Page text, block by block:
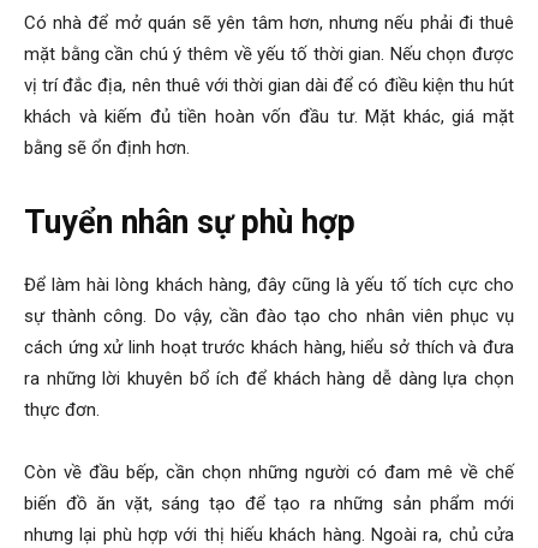
Có nhà để mở quán sẽ yên tâm hơn, nhưng nếu phải đi thuê
mặt bằng cần chú ý thêm về yếu tố thời gian. Nếu chọn được
vị trí đắc địa, nên thuê với thời gian dài để có điều kiện thu hút
khách và kiếm đủ tiền hoàn vốn đầu tư. Mặt khác, giá mặt
bằng sẽ ổn định hơn.
Tuyển nhân sự phù hợp
Để làm hài lòng khách hàng, đây cũng là yếu tố tích cực cho
sự thành công. Do vậy, cần đào tạo cho nhân viên phục vụ
cách ứng xử linh hoạt trước khách hàng, hiểu sở thích và đưa
ra những lời khuyên bổ ích để khách hàng dễ dàng lựa chọn
thực đơn.
Còn về đầu bếp, cần chọn những người có đam mê về chế
biến đồ ăn vặt, sáng tạo để tạo ra những sản phẩm mới
nhưng lại phù hợp với thị hiếu khách hàng. Ngoài ra, chủ cửa